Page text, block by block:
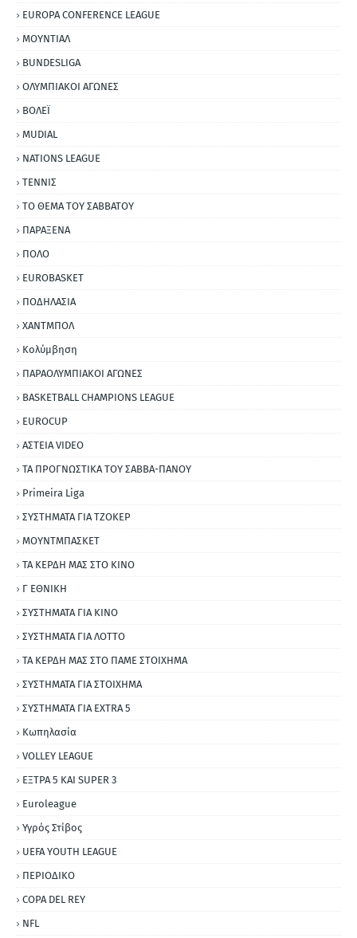
EUROPA CONFERENCE LEAGUE
ΜΟΥΝΤΙΑΛ
BUNDESLIGA
ΟΛΥΜΠΙΑΚΟΙ ΑΓΩΝΕΣ
ΒΟΛΕΪ
MUDIAL
NATIONS LEAGUE
ΤΕΝΝΙΣ
ΤΟ ΘΕΜΑ ΤΟΥ ΣΑΒΒΑΤΟΥ
ΠΑΡΑΞΕΝΑ
ΠΟΛΟ
EUROBASKET
ΠΟΔΗΛΑΣΙΑ
ΧΑΝΤΜΠΟΛ
Κολύμβηση
ΠΑΡΑΟΛΥΜΠΙΑΚΟΙ ΑΓΩΝΕΣ
BASKETBALL CHAMPIONS LEAGUE
EUROCUP
ΑΣΤΕΙΑ VIDEO
ΤΑ ΠΡΟΓΝΩΣΤΙΚΑ ΤΟΥ ΣΑΒΒΑ-ΠΑΝΟΥ
Primeira Liga
ΣΥΣΤΗΜΑΤΑ ΓΙΑ ΤΖΟΚΕΡ
ΜΟΥΝΤΜΠΑΣΚΕΤ
ΤΑ ΚΕΡΔΗ ΜΑΣ ΣΤΟ ΚΙΝΟ
Γ ΕΘΝΙΚΗ
ΣΥΣΤΗΜΑΤΑ ΓΙΑ ΚΙΝΟ
ΣΥΣΤΗΜΑΤΑ ΓΙΑ ΛΟΤΤΟ
ΤΑ ΚΕΡΔΗ ΜΑΣ ΣΤΟ ΠΑΜΕ ΣΤΟΙΧΗΜΑ
ΣΥΣΤΗΜΑΤΑ ΓΙΑ ΣΤΟΙΧΗΜΑ
ΣΥΣΤΗΜΑΤΑ ΓΙΑ ΕΧΤRΑ 5
Κωπηλασία
VOLLEY LEAGUE
ΕΞΤΡΑ 5 ΚΑΙ SUPER 3
Εuroleague
Υγρός Στίβος
UEFA YOUTH LEAGUE
ΠΕΡΙΟΔΙΚΟ
COPA DEL REY
NFL